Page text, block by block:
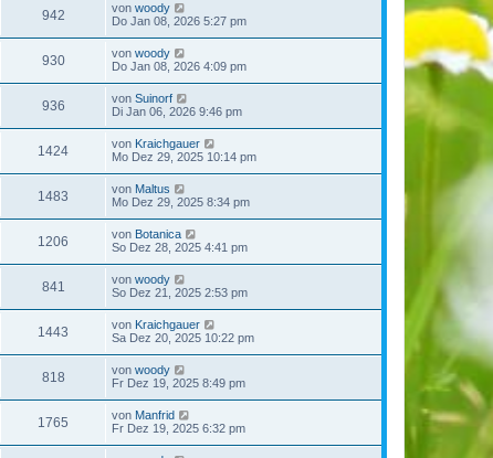
942 von woody
Do Jan 08, 2026 5:27 pm
930 von woody
Do Jan 08, 2026 4:09 pm
936 von Suinorf
Di Jan 06, 2026 9:46 pm
1424 von Kraichgauer
Mo Dez 29, 2025 10:14 pm
1483 von Maltus
Mo Dez 29, 2025 8:34 pm
1206 von Botanica
So Dez 28, 2025 4:41 pm
841 von woody
So Dez 21, 2025 2:53 pm
1443 von Kraichgauer
Sa Dez 20, 2025 10:22 pm
818 von woody
Fr Dez 19, 2025 8:49 pm
1765 von Manfrid
Fr Dez 19, 2025 6:32 pm